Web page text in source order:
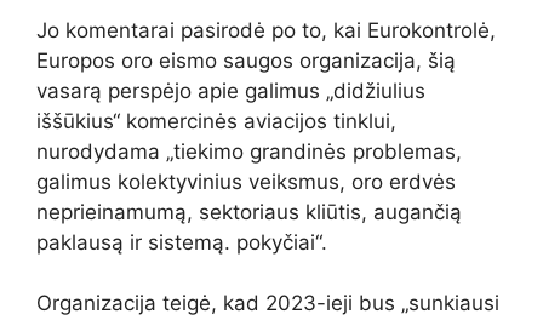
Jo komentarai pasirodė po to, kai Eurokontrolė,
Europos oro eismo saugos organizacija, šią
vasarą perspėjo apie galimus „didžiulius
iššūkius“ komercinės aviacijos tinklui,
nurodydama „tiekimo grandinės problemas,
galimus kolektyvinius veiksmus, oro erdvės
neprieinamumą, sektoriaus kliūtis, augančią
paklausą ir sistemą. pokyčiai“.
Organizacija teigė, kad 2023-ieji bus „sunkiausi